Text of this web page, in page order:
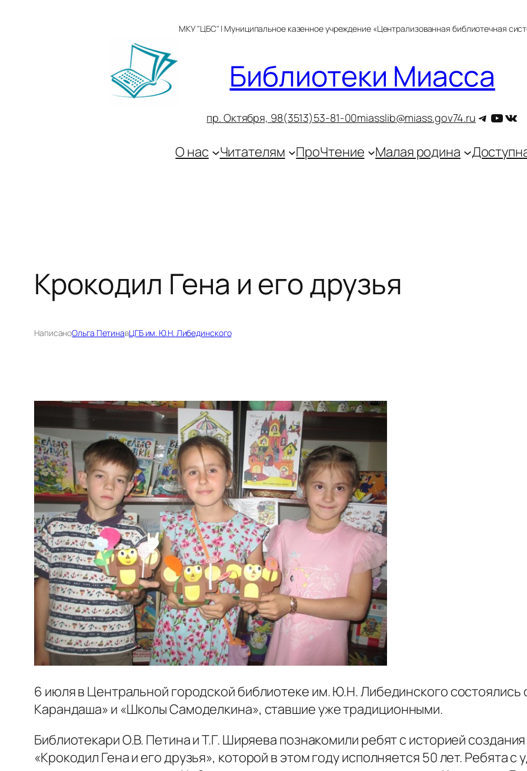
МКУ "ЦБС" | Муниципальное казенное учреждение «Централизованная библиотечная
Библиотеки Миасса
пр. Октября, 98(3513)53-81-00miasslib@miass.gov74.ru
О нас Читателям ПроЧтение Малая родина
Крокодил Гена и его друзья
НаписаноОльга ПетинавЦГБ им. Ю.Н. Либединского
6 июля в Центральной городской библиотеке им. Ю.Н. Либединского
Карандаша» и «Школы Самоделкина», ставшие уже традиционными.
Библиотекари О.В. Петина и Т.Г. Ширяева познакомили ребят с историей
«Крокодил Гена и его друзья», которой в этом году исполняется 50 лет. Ребята